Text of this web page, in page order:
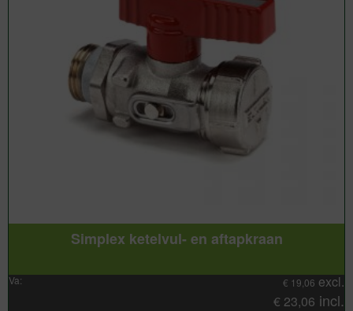
Simplex ketelvul- en aftapkraan
Va: € 19,06 excl.
€ 23,06 incl.